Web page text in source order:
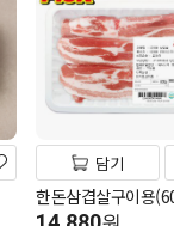
담기
한돈삼겹살구이용